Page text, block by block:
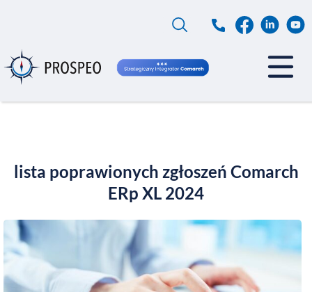
lista poprawionych zgłoszeń Comarch
ERp XL 2024